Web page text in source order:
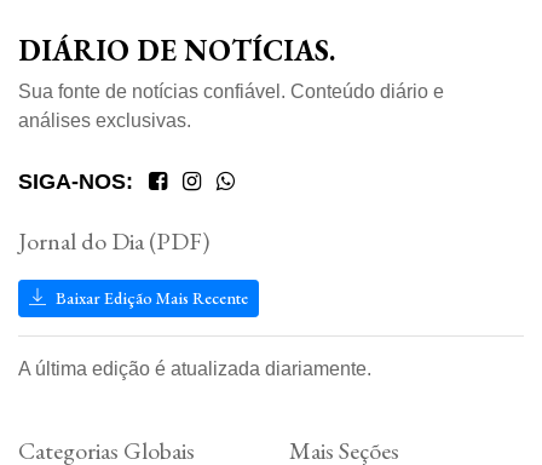
DIÁRIO DE NOTÍCIAS.
Sua fonte de notícias confiável. Conteúdo diário e
análises exclusivas.
SIGA-NOS:
Jornal do Dia (PDF)
Baixar Edição Mais Recente
A última edição é atualizada diariamente.
Categorias Globais Mais Seções